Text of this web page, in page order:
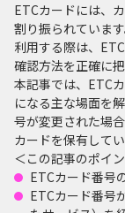
ETCカードには、
割り振られていま
利用する際は、
確認方法を正確に
本記事では、ETC
になる主な場面を
号が変更された場
カードを保有して
＜この記事のポイ
ETCカード番号
ETCカード番号